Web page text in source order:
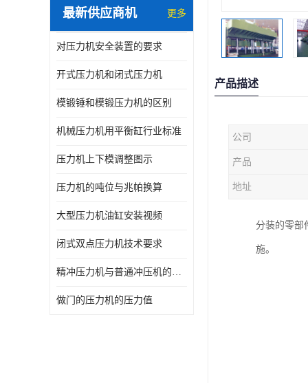
最新供应商机 更多
对压力机安全装置的要求
开式压力机和闭式压力机
模锻锤和模锻压力机的区别
机械压力机用平衡缸行业标准
压力机上下模调整图示
压力机的吨位与兆帕换算
大型压力机油缸安装视频
闭式双点压力机技术要求
精冲压力机与普通冲压机的区别
做门的压力机的压力值
产品描述
公司
产品
地址
分装的零部
施。